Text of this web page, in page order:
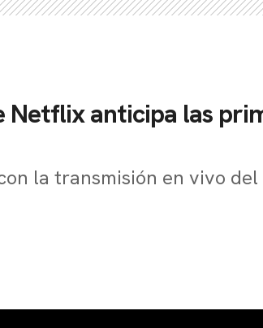
Netflix anticipa las
la transmisión en vivo